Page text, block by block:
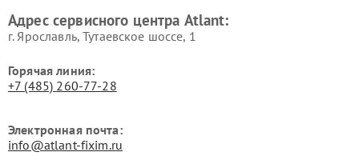
Адрес сервисного центра Atlant:
г. Ярославль, Тутаевское шоссе, 1
Горячая линия:
+7 (485) 260-77-28
Электронная почта:
info@atlant-fixim.ru